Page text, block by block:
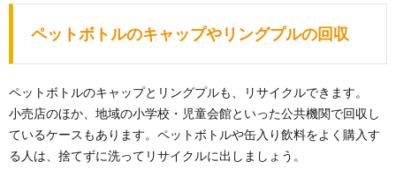
ペットボトルのキャップやリングプルの回収
ペットボトルのキャップとリングプルも、リサイクルできます。
小売店のほか、地域の小学校・児童会館といった公共機関で回収し
ているケースもあります。ペットボトルや缶入り飲料をよく購入す
る人は、捨てずに洗ってリサイクルに出しましょう。